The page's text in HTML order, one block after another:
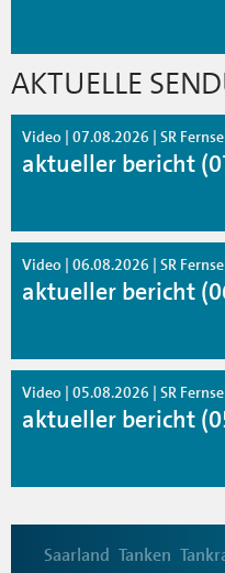
AKTUELLE
Video | 07.08.2026 | SR
aktueller bericht
Video | 06.08.2026 | SR
aktueller bericht
Video | 05.08.2026 | SR
aktueller bericht
Saarland Tanken